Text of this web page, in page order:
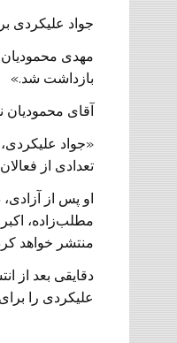
جواد علیکردی
مهدی
بازداشت شد.»
آقای
تعدادی از
او پس از
منتشر خواهد
علیکردی را